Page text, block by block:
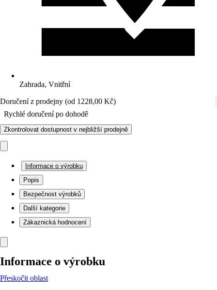
Zahrada, Vnitřní
Doručení z prodejny (od 1228,00 Kč)
Rychlé doručení po dohodě
Zkontrolovat dostupnost v nejbližší prodejně
Informace o výrobku
Popis
Bezpečnost výrobků
Další kategorie
Zákaznická hodnocení
Informace o výrobku
Přeskočit oblast